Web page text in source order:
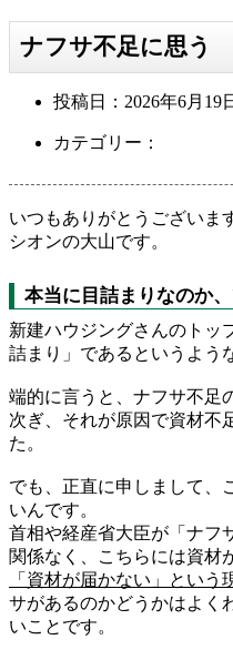
ナフサ不足に思う
投稿日： 2026年6月19
カテゴリー：
いつもありがとうございま
シオンの大山です。
本当に目詰まりなのか
新建ハウジングさんのトッ
詰まり」であるというよう
端的に言うと、ナフサ不足
次ぎ、それが原因で資材不
た。
でも、正直に申しまして、
いんです。
首相や経産省大臣が「ナフ
関係なく、こちらには資材
「資材が届かない」という
サがあるのかどうかはよく
いことです。